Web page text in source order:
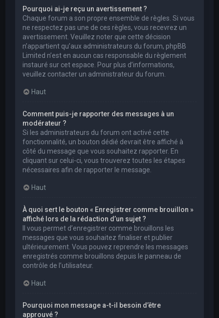
Pourquoi ai-je reçu un avertissement ?
Chaque forum a son propre ensemble de règles. Si vous
ne respectez pas une de ces règles, vous recevrez un
avertissement. Veuillez noter que cette décision
n’appartient qu’aux administrateurs du forum, phpBB
Limited n’est en aucun cas responsable du règlement
instauré sur cet espace. Pour plus d’informations,
veuillez contacter un administrateur du forum.
Haut
Comment puis-je rapporter des messages à un
modérateur ?
Si les administrateurs du forum ont activé cette
fonctionnalité, un bouton dédié devrait être affiché à
côté du message que vous souhaitez rapporter. En
cliquant sur celui-ci, vous trouverez toutes les étapes
nécessaires afin de rapporter le message.
Haut
À quoi sert le bouton « Enregistrer comme brouillon »
affiché lors de la rédaction d’un sujet ?
Il vous permet d’enregistrer comme brouillons les
messages que vous souhaitez finaliser et publier
ultérieurement. Vous pouvez reprendre les messages
enregistrés comme brouillons depuis le panneau de
contrôle de l’utilisateur.
Haut
Pourquoi mon message a-t-il besoin d’être
approuvé ?